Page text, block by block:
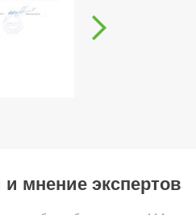
мнение экспертов